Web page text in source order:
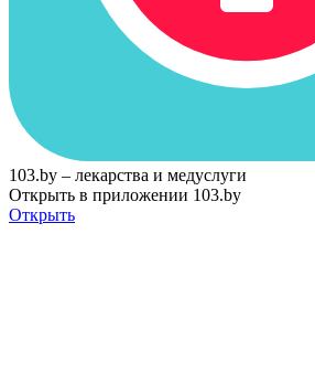
103.by – лекарства и медуслуги
Открыть в приложении 103.by
Открыть